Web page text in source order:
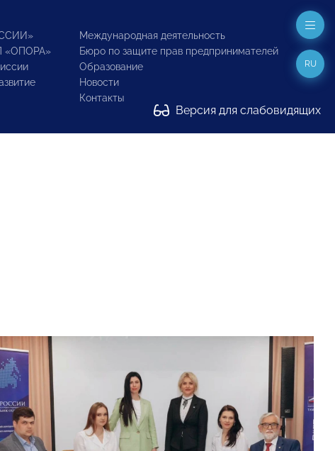
«ОПОРА»
Международная деятельность
Бюро по защите прав предпринимателей
Образование
Новости
Контакты
Версия для слабовидящих
RU